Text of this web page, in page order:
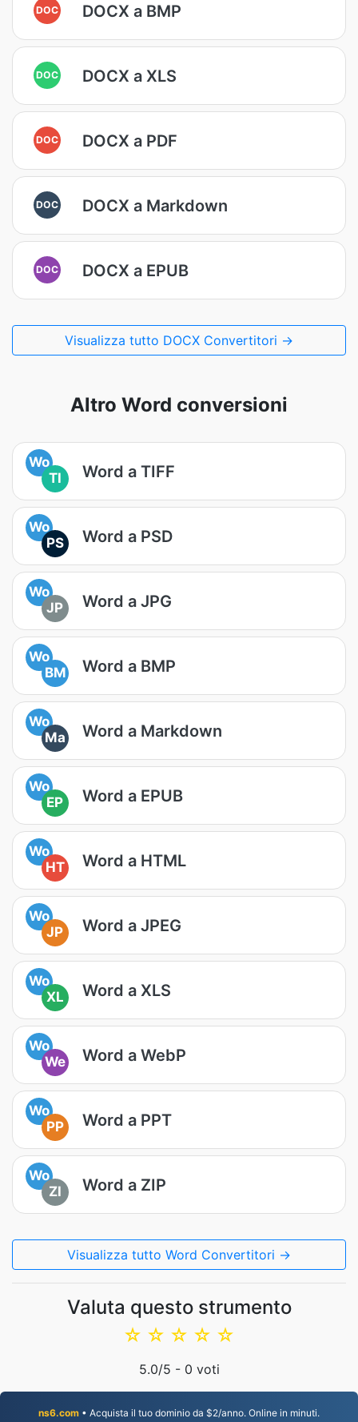
DOC DOCX a BMP
DOC DOCX a XLS
DOC DOCX a PDF
DOC DOCX a Markdown
DOC DOCX a EPUB
Visualizza tutto DOCX Convertitori →
Altro Word conversioni
Wo
TI
Word a TIFF
Wo
PS
Word a PSD
Wo
JP
Word a JPG
Wo
BM
Word a BMP
Wo
Ma
Word a Markdown
Wo
EP
Word a EPUB
Wo
HT
Word a HTML
Wo
JP
Word a JPEG
Wo
XL
Word a XLS
Wo
We
Word a WebP
Wo
PP
Word a PPT
Wo
ZI
Word a ZIP
Visualizza tutto Word Convertitori →
Valuta questo strumento
☆
☆
☆
☆
☆
5.0/5 - 0 voti
ns6.com • Acquista il tuo dominio da $2/anno. Online in minuti.